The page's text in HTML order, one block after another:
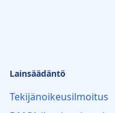
Lainsäädäntö
Tekijänoikeusilmoitus